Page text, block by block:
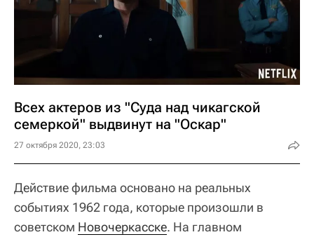
Всех актеров из "Суда над чикагской
семеркой" выдвинут на "Оскар"
27 октября 2020, 23:03
Действие фильма основано на реальных
событиях 1962 года, которые произошли в
советском Новочеркасске. На главном